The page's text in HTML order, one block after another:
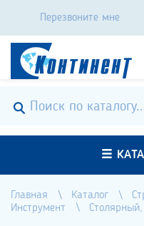
Перезвоните мне
Главная Каталог
Инструмент